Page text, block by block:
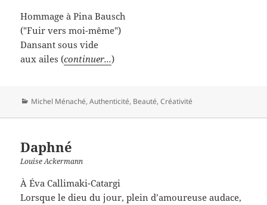
Hommage à Pina Bausch
("Fuir vers moi-même")
Dansant sous vide
aux ailes (continuer...)
Catégories
Michel Ménaché,Authenticité, Beauté,Créativité
Daphné
Louise Ackermann
À Éva Callimaki-Catargi
Lorsque le dieu du jour, plein d’amoureuse audace,